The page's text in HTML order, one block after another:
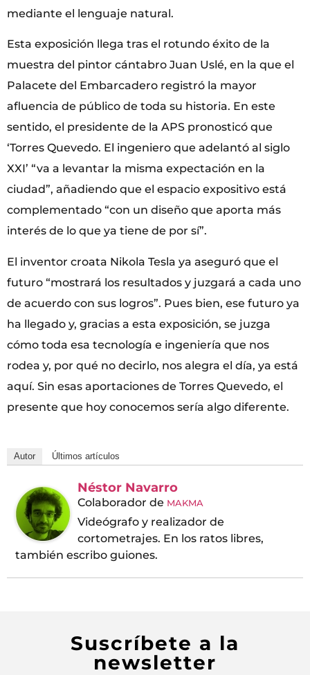
mediante el lenguaje natural.
Esta exposición llega tras el rotundo éxito de la
muestra del pintor cántabro Juan Uslé, en la que el
Palacete del Embarcadero registró la mayor
afluencia de público de toda su historia. En este
sentido, el presidente de la APS pronosticó que
‘Torres Quevedo. El ingeniero que adelantó al siglo
XXI’ “va a levantar la misma expectación en la
ciudad”, añadiendo que el espacio expositivo está
complementado “con un diseño que aporta más
interés de lo que ya tiene de por sí”.
El inventor croata Nikola Tesla ya aseguró que el
futuro “mostrará los resultados y juzgará a cada uno
de acuerdo con sus logros”. Pues bien, ese futuro ya
ha llegado y, gracias a esta exposición, se juzga
cómo toda esa tecnología e ingeniería que nos
rodea y, por qué no decirlo, nos alegra el día, ya está
aquí. Sin esas aportaciones de Torres Quevedo, el
presente que hoy conocemos sería algo diferente.
Autor Últimos artículos
Néstor Navarro
Colaborador de MAKMA
Videógrafo y realizador de
cortometrajes. En los ratos libres,
también escribo guiones.
Suscríbete a la
newsletter